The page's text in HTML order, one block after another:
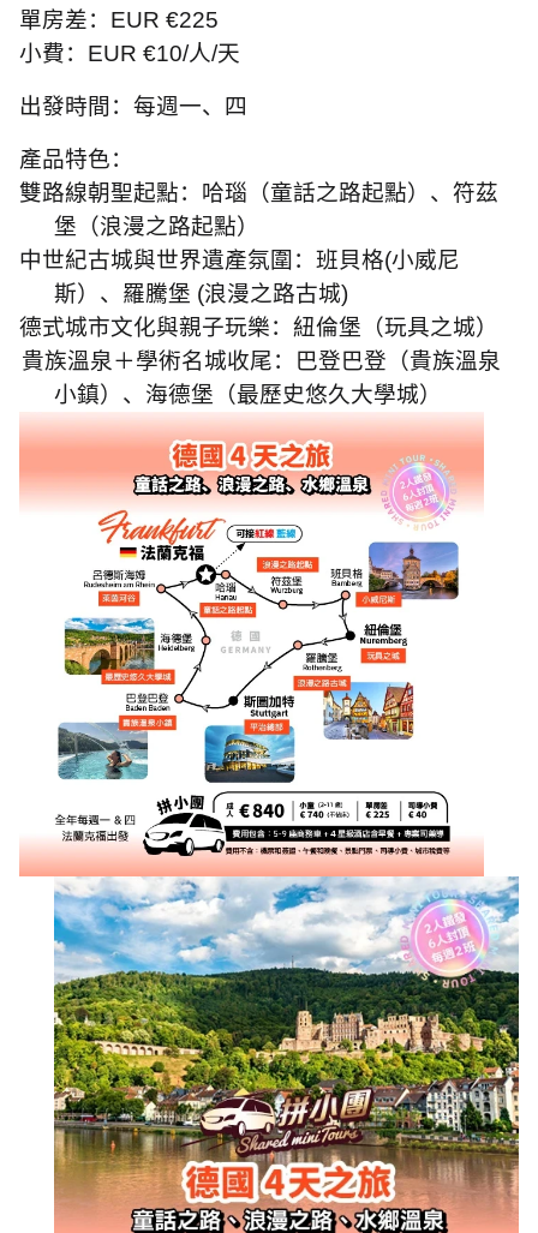
單房差： EUR €225
小費： EUR €10/人/天
出發時間：每週一、四
產品特色：
雙路線朝聖起點：哈瑙（童話之路起點）、符茲
堡（浪漫之路起點）
中世紀古城與世界遺產氛圍：班貝格(小威尼
斯）、羅騰堡 (浪漫之路古城)
德式城市文化與親子玩樂：紐倫堡（玩具之城）
貴族溫泉＋學術名城收尾：巴登巴登（貴族溫泉
小鎮）、海德堡（最歷史悠久大學城）